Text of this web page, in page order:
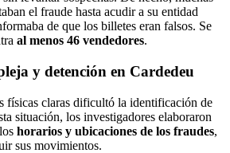
el fraude hasta acudir a su entidad
de que los billetes eran falsos. Se
al menos 46 vendedores.
y detención en Cardedeu
físicas claras dificultó la identificación de
situación, los investigadores elaboraron
horarios y ubicaciones de los fraudes,
sus movimientos.